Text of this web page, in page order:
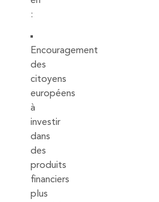
:
Encouragement
des
citoyens
européens
à
investir
dans
des
produits
financiers
plus